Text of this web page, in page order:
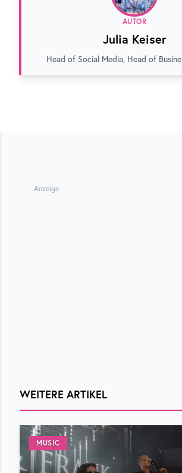
AUTOR
Julia Keiser
Head of Social Media, Head of
Anzeige
WEITERE ARTIKEL
MUSIC